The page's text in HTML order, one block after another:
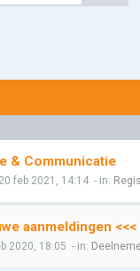
& Communicatie
feb 2021, 14:14 - in:
aanmeldingen
2020, 18:05 - in: